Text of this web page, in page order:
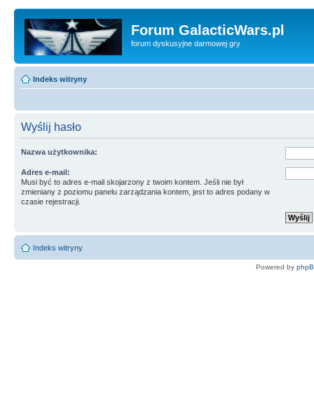
Forum GalacticWars.pl
forum dyskusyjne darmowej gry
Indeks witryny
Wyślij hasło
Nazwa użytkownika:
Adres e-mail:
Musi być to adres e-mail skojarzony z twoim kontem. Jeśli nie był
zmieniany z poziomu panelu zarządzania kontem, jest to adres podany w
czasie rejestracji.
Indeks witryny
Powered by